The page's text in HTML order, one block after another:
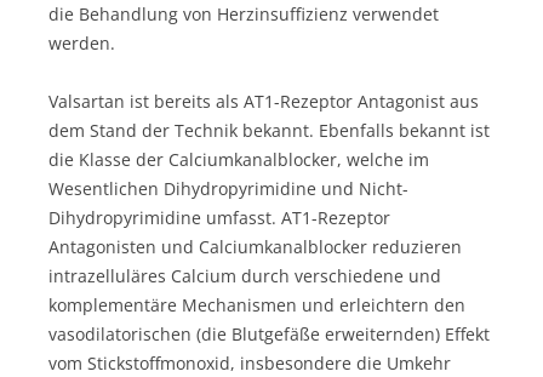
die Behandlung von Herzinsuffizienz verwendet
werden.
Valsartan ist bereits als AT1-Rezeptor Antagonist aus
dem Stand der Technik bekannt. Ebenfalls bekannt ist
die Klasse der Calciumkanalblocker, welche im
Wesentlichen Dihydropyrimidine und Nicht-
Dihydropyrimidine umfasst. AT1-Rezeptor
Antagonisten und Calciumkanalblocker reduzieren
intrazelluläres Calcium durch verschiedene und
komplementäre Mechanismen und erleichtern den
vasodilatorischen (die Blutgefäße erweiternden) Effekt
vom Stickstoffmonoxid, insbesondere die Umkehr